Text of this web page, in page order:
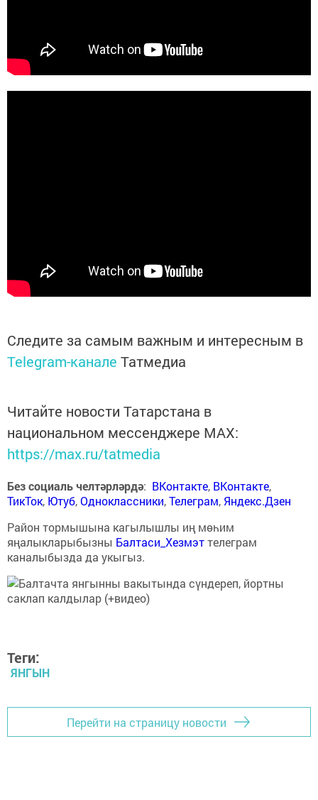
Следите за самым важным и интересным в
Telegram-канале Татмедиа
Читайте новости Татарстана в
национальном мессенджере MАХ:
https://max.ru/tatmedia
Без социаль челтәрләрдә: ВКонтакте, ВКонтакте,
ТикТок, Ютуб,Одноклассники,Телеграм, Яндекс.Дзен
Район тормышына кагылышлы иң мөһим
яңалыкларыбызны Балтаси_Хезмэттелеграм
каналыбызда да укыгыз.
Теги:
ЯНГЫН
Перейти на страницу новости